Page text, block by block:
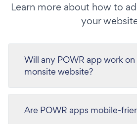
Learn more about how to
your
Will any POWR app work
monsite website?
Are POWR apps mobile-